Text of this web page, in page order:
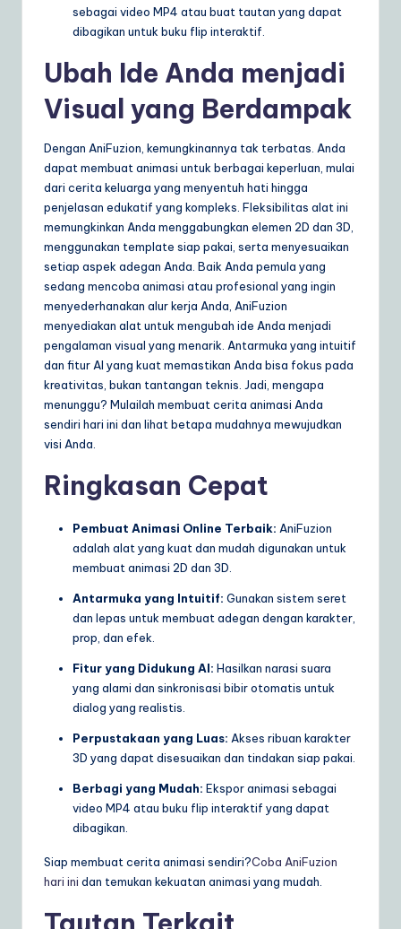
sebagai video MP4 atau buat tautan yang dapat
dibagikan untuk buku flip interaktif.
Ubah Ide Anda menjadi
Visual yang Berdampak
Dengan AniFuzion, kemungkinannya tak terbatas. Anda
dapat membuat animasi untuk berbagai keperluan, mulai
dari cerita keluarga yang menyentuh hati hingga
penjelasan edukatif yang kompleks. Fleksibilitas alat ini
memungkinkan Anda menggabungkan elemen 2D dan 3D,
menggunakan template siap pakai, serta menyesuaikan
setiap aspek adegan Anda. Baik Anda pemula yang
sedang mencoba animasi atau profesional yang ingin
menyederhanakan alur kerja Anda, AniFuzion
menyediakan alat untuk mengubah ide Anda menjadi
pengalaman visual yang menarik. Antarmuka yang intuitif
dan fitur AI yang kuat memastikan Anda bisa fokus pada
kreativitas, bukan tantangan teknis. Jadi, mengapa
menunggu? Mulailah membuat cerita animasi Anda
sendiri hari ini dan lihat betapa mudahnya mewujudkan
visi Anda.
Ringkasan Cepat
Pembuat Animasi Online Terbaik: AniFuzion
adalah alat yang kuat dan mudah digunakan untuk
membuat animasi 2D dan 3D.
Antarmuka yang Intuitif: Gunakan sistem seret
dan lepas untuk membuat adegan dengan karakter,
prop, dan efek.
Fitur yang Didukung AI: Hasilkan narasi suara
yang alami dan sinkronisasi bibir otomatis untuk
dialog yang realistis.
Perpustakaan yang Luas: Akses ribuan karakter
3D yang dapat disesuaikan dan tindakan siap pakai.
Berbagi yang Mudah: Ekspor animasi sebagai
video MP4 atau buku flip interaktif yang dapat
dibagikan.
Siap membuat cerita animasi sendiri?Coba AniFuzion
hari ini dan temukan kekuatan animasi yang mudah.